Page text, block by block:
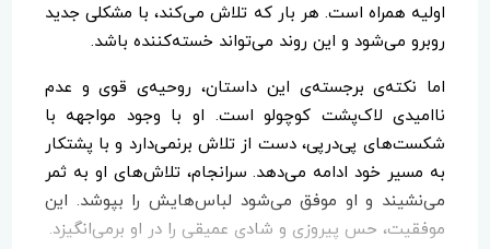
اولیه همراه است. هر بار که تلاش می‌کند، با مشکلی جدید
روبرو می‌شود و این روند می‌تواند خسته‌کننده باشد.
اما نکته‌ی برجسته‌ی این داستان، روحیه‌ی قوی و عدم
ناامیدی لاک‌پشت کوچولو است. او با وجود مواجهه با
شکست‌های پی‌درپی، دست از تلاش برنمی‌دارد و با پشتکار
به مسیر خود ادامه می‌دهد. سرانجام، تلاش‌های او به ثمر
می‌نشیند و او موفق می‌شود لباس‌هایش را بپوشد. این
موفقیت، حس پیروزی و شادی عمیقی را در او برمی‌انگیزد.